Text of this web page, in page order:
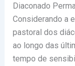
Diaconado
Considerando a
pastoral dos
ao longo das
tempo de